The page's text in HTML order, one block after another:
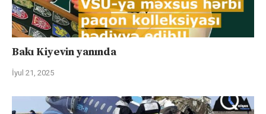
Bakı Kiyevin yanında
İyul 21, 2025